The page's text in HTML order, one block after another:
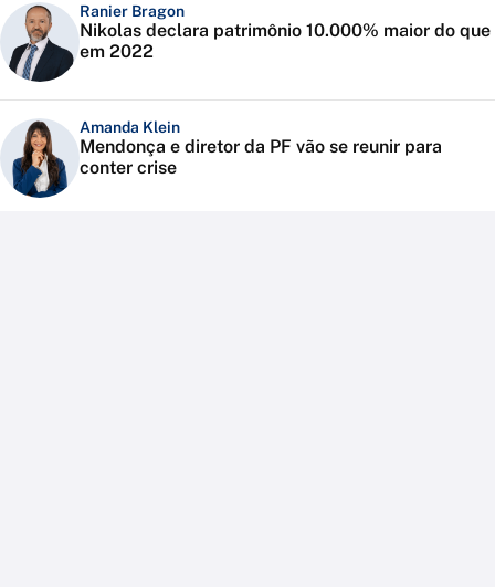
Ranier Bragon
Nikolas declara patrimônio 10.000% maior do que
em 2022
Amanda Klein
Mendonça e diretor da PF vão se reunir para
conter crise